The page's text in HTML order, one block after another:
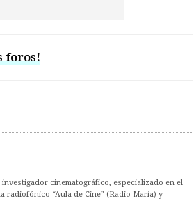
foros!
cinematográfico, especializado en el
“Aula de Cine” (Radio María) y